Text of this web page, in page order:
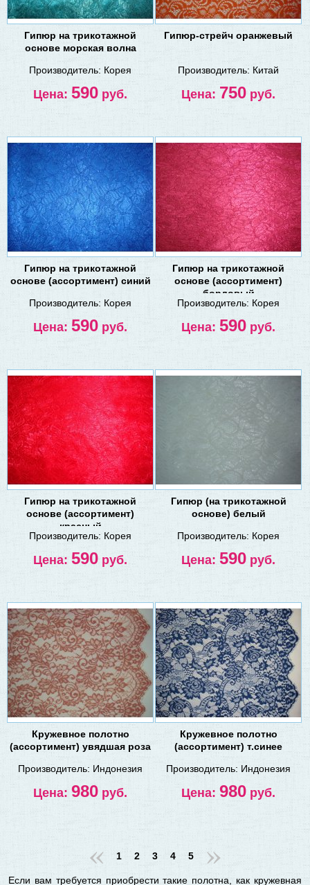
Гипюр на трикотажной
основе морская волна
Производитель: Корея
Цена: 590 руб.
Гипюр-стрейч оранжевый
Производитель: Китай
Цена: 750 руб.
Гипюр на трикотажной
основе (ассортимент) синий
Производитель: Корея
Цена: 590 руб.
Гипюр на трикотажной
основе (ассортимент)
бордовый
Производитель: Корея
Цена: 590 руб.
Гипюр на трикотажной
основе (ассортимент)
красный
Производитель: Корея
Цена: 590 руб.
Гипюр (на трикотажной
основе) белый
Производитель: Корея
Цена: 590 руб.
Кружевное полотно
(ассортимент) увядшая роза
Производитель: Индонезия
Цена: 980 руб.
Кружевное полотно
(ассортимент) т.синее
Производитель: Индонезия
Цена: 980 руб.
« 1 2 3 4 5 »
Если вам требуется приобрести такие полотна, как кружевная